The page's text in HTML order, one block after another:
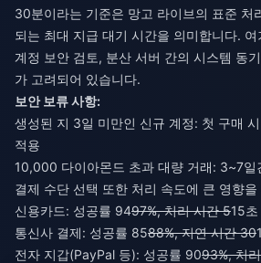
30분이라는 기준은 망고 라이브의 표준 처
되는 최대 지급 대기 시간을 의미합니다.
계정 보안 검토, 분산 서버 간의 시스템 동
가 고려되어 있습니다.
보안 보류 사항:
생성된 지 3일 미만인 신규 계정: 첫 구매
적용
10,000 다이아몬드 초과 대량 거래: 3~7일
결제 수단 선택 또한 처리 속도에 큰 영향을
신용카드: 성공률 9497%, 처리 시간 515초
통신사 결제: 성공률 8588%, 지연 시간 30
전자 지갑(PayPal 등): 성공률 9093%, 처